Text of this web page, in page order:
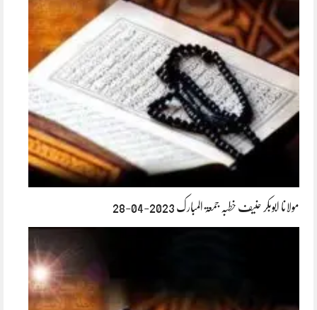
مولانا ابوبکر حنیف خطبہ جمعۃ المبارک 2023-04-28